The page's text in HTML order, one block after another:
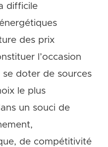
difficile
des prix
l’occasion
doter de sources
le plus
un souci de
de compétitivité